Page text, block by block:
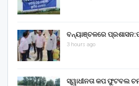
ବନ୍ୟାଞ୍ଚଳରେ
3 hours ago
ସ୍ୱାଧୀନତା କପ ଫୁଟବଲ